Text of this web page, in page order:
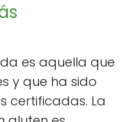
es aquella que
y que ha sido
certificadas. La